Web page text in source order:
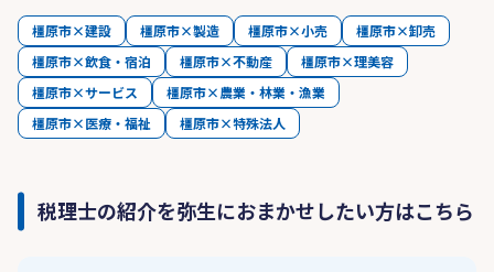
橿原市×建設 橿原市×製造 橿原市×小売
橿原市×卸売
橿原市×飲食・宿泊
橿原市×不動産
橿原市×理美容
橿原市×サービス
橿原市×農業・林業・漁業
橿原市×医療・福祉
橿原市×特殊法人
税理士の紹介を弥生におまかせしたい方はこちら